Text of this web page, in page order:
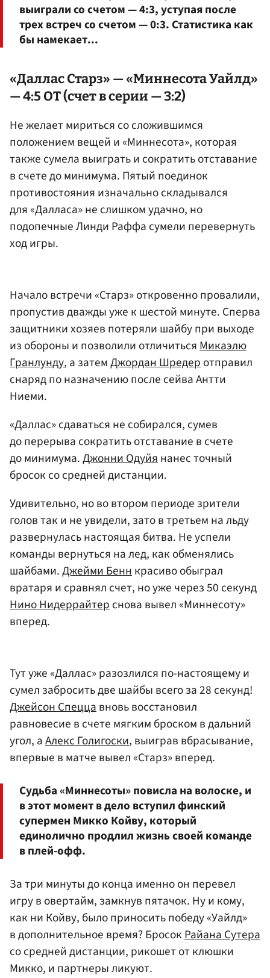
выиграли со счетом — 4:3, уступая после
трех встреч со счетом — 0:3. Статистика как
бы намекает...
«Даллас Старз» — «Миннесота Уайлд»
— 4:5 ОТ (счет в серии — 3:2)
Не желает мириться со сложившимся
положением вещей и «Миннесота», которая
также сумела выиграть и сократить отставание
в счете до минимума. Пятый поединок
противостояния изначально складывался
для «Далласа» не слишком удачно, но
подопечные Линди Раффа сумели перевернуть
ход игры.
Начало встречи «Старз» откровенно провалили,
пропустив дважды уже к шестой минуте. Сперва
защитники хозяев потеряли шайбу при выходе
из обороны и позволили отличитьсяМикаэлю
Гранлунду, а затемДжордан Шредеротправил
снаряд по назначению после сейва Антти
Ниеми.
«Даллас» сдаваться не собирался, сумев
до перерыва сократить отставание в счете
до минимума.Джонни Одуйянанес точный
бросок со средней дистанции.
Удивительно, но во втором периоде зрители
голов так и не увидели, зато в третьем на льду
развернулась настоящая битва. Не успели
команды вернуться на лед, как обменялись
шайбами.Джейми Беннкрасиво обыграл
вратаря и сравнял счет, но уже через 50 секунд
Нино Нидеррайтерснова вывел «Миннесоту»
вперед.
Тут уже «Даллас» разозлился по-настоящему и
сумел забросить две шайбы всего за 28 секунд!
Джейсон Спеццавновь восстановил
равновесие в счете мягким броском в дальний
угол, аАлекс Голигоски, выиграв вбрасывание,
впервые в матче вывел «Старз» вперед.
Судьба «Миннесоты» повисла на волоске, и
в этот момент в дело вступил финский
супермен Микко Койву, который
единолично продлил жизнь своей команде
в плей-офф.
За три минуты до конца именно он перевел
игру в овертайм, замкнув пятачок. Ну и кому,
как ни Койву, было приносить победу «Уайлд»
в дополнительное время? БросокРайана Сутера
со средней дистанции, рикошет от клюшки
Микко, и партнеры ликуют.